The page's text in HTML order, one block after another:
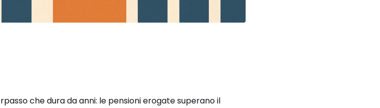
che dura da anni: le pensioni erogate superano il